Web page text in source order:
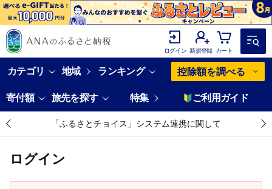
ログイン 新規登録 カート
カテゴリ 地域 ランキング 控除額を調べる
寄付額 旅先を探す 特集 ご利用ガイド
「ふるさとチョイス」システム連携に関して
ログイン